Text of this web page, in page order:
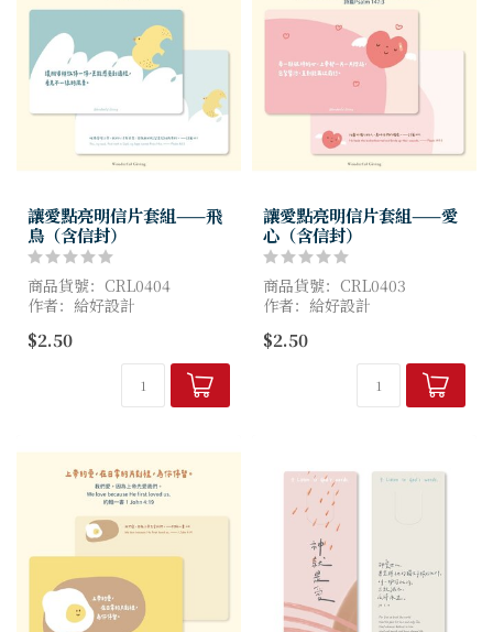
讓愛點亮明信片套組——飛
鳥（含信封）
商品貨號：CRL0404
作者：給好設計
$2.50
讓愛點亮明信片套組——愛
心（含信封）
商品貨號：CRL0403
作者：給好設計
$2.50